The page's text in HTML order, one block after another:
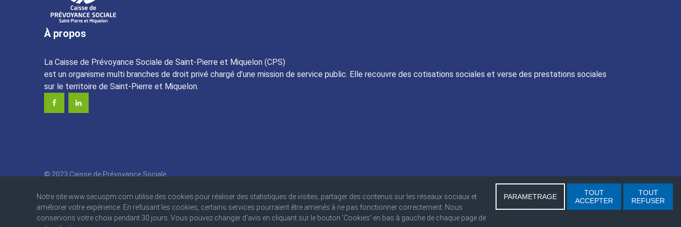
À propos
La Caisse de Prévoyance Sociale de Saint-Pierre et Miquelon (CPS)
est un organisme multi branches de droit privé chargé d’une mission de service public. Elle recouvre des cotisations sociales et verse des prestations sociales
sur le territoire de Saint-Pierre et Miquelon.
© 2023 Caisse de Prévoyance Sociale
97500 Saint-Pierre et Miquelon
Notre site www.secuspm.com utilise des cookies pour réaliser des statistiques de visites, partager des contenus sur les réseaux sociaux et
améliorer votre expérience. En refusant les cookies, certains services pourraient être amenés à ne pas fonctionner correctement. Nous
conservons votre choix pendant 30 jours. Vous pouvez changer d'avis en cliquant sur le bouton 'Cookies' en bas à gauche de chaque page de
PARAMETRAGE
TOUT
ACCEPTER
TOUT
REFUSER